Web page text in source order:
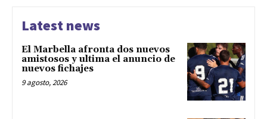
Latest news
El Marbella afronta dos nuevos
amistosos y ultima el anuncio de
nuevos fichajes
9 agosto, 2026